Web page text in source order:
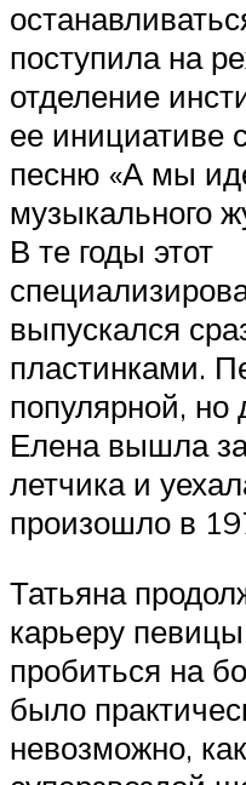
поступила на
отделение
ее инициативе
песню «А мы
музыкального
В те годы этот
выпускался
пластинками.
популярной, но
Елена вышла
летчика и
произошло в
Татьяна
карьеру
пробиться на
было
невозможно,